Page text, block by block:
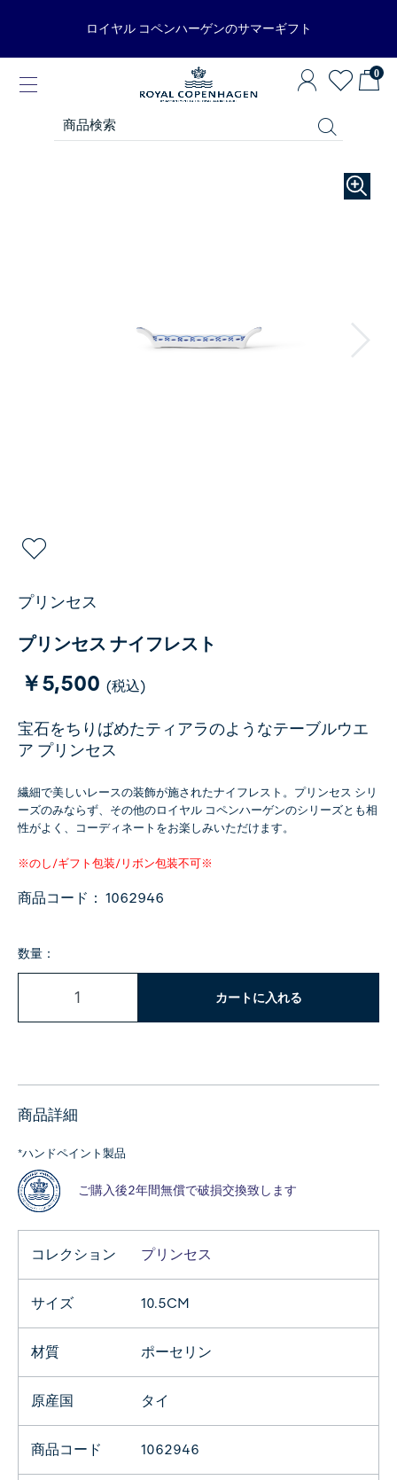
ロイヤル コペンハーゲンのサマーギフト
0
プリンセス
プリンセス ナイフレスト
￥5,500 (税込)
宝石をちりばめたティアラのようなテーブルウエ
ア プリンセス
繊細で美しいレースの装飾が施されたナイフレスト。プリンセス シリ
ーズのみならず、その他のロイヤル コペンハーゲンのシリーズとも相
性がよく、コーディネートをお楽しみいただけます。
※のし/ギフト包装/リボン包装不可※
商品コード： 1062946
数量：
カートに入れる
商品詳細
*ハンドペイント製品
ご購入後2年間無償で破損交換致します
コレクション プリンセス
サイズ 10.5CM
材質 ポーセリン
原産国 タイ
商品コード 1062946